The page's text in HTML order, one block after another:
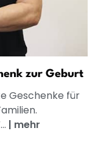
zur Geburt
Geschenke für
| mehr